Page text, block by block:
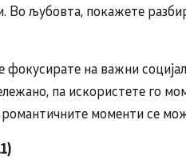
Во љубовта, покажете
фокусирате на важни
па искористете го
моменти се